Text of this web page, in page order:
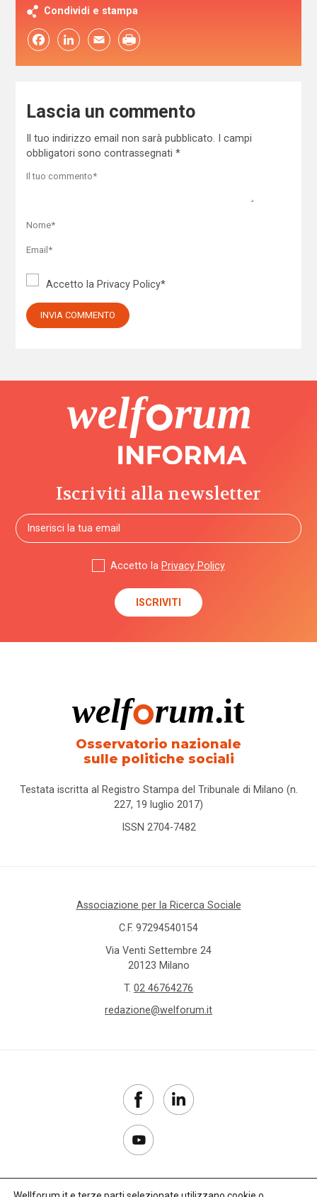
Condividi e stampa
FacebookLinkedIn Email
Lascia un commento
Il tuo indirizzo email non sarà pubblicato.
I campi
obbligatori sono contrassegnati *
Accetto la Privacy Policy*
Iscriviti alla newsletter
Accetto la Privacy Policy
Osservatorio nazionale
sulle politiche sociali
Testata iscritta al Registro Stampa del Tribunale di Milano (n.
227, 19 luglio 2017)
ISSN 2704-7482
Associazione per la Ricerca Sociale
C.F. 97294540154
Via Venti Settembre 24
20123 Milano
T. 02 46764276
redazione@welforum.it